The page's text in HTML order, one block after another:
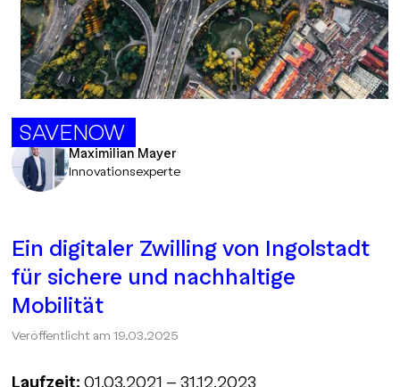
SAVENOW
Maximilian Mayer
Innovationsexperte
Ein digitaler Zwilling von Ingolstadt
für sichere und nachhaltige
Mobilität
Veröffentlicht am 19.03.2025
Laufzeit: 01.03.2021 – 31.12.2023